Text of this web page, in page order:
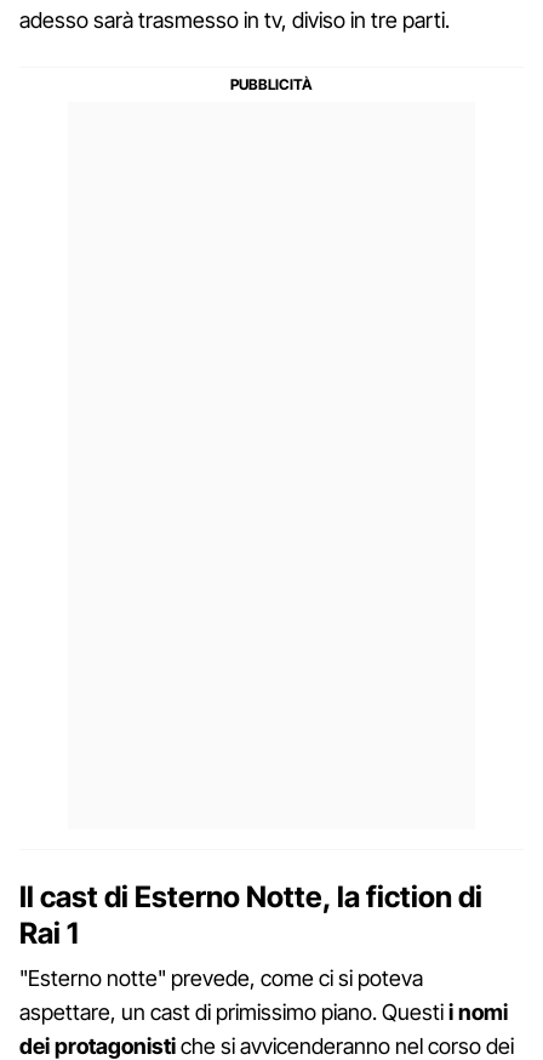
adesso sarà trasmesso in tv, diviso in tre parti.
Il cast di Esterno Notte, la fiction di
Rai 1
"Esterno notte" prevede, come ci si poteva
aspettare, un cast di primissimo piano. Questii nomi
dei protagonistiche si avvicenderanno nel corso dei